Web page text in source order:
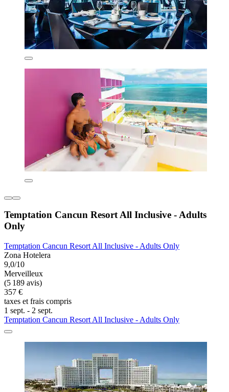
Temptation Cancun Resort All Inclusive - Adults
Only
Temptation Cancun Resort All Inclusive - Adults Only
Zona Hotelera
9,0/10
Merveilleux
(5 189 avis)
357 €
taxes et frais compris
1 sept. - 2 sept.
Temptation Cancun Resort All Inclusive - Adults Only